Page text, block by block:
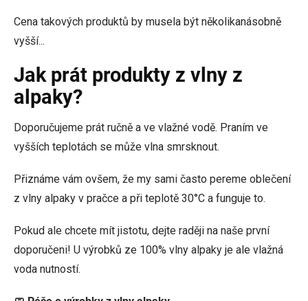
Cena takových produktů by musela být několikanásobně
vyšší...
Jak prát produkty z vlny z
alpaky?
Doporučujeme prát ručně a ve vlažné vodě. Praním ve
vyšších teplotách se může vlna smrsknout.
Přiznáme vám ovšem, že my sami často pereme oblečení
z vlny alpaky v pračce a při teplotě 30°C a funguje to.
Pokud ale chcete mít jistotu, dejte raději na naše první
doporučeni! U výrobků ze 100% vlny alpaky je ale vlažná
voda nutností.